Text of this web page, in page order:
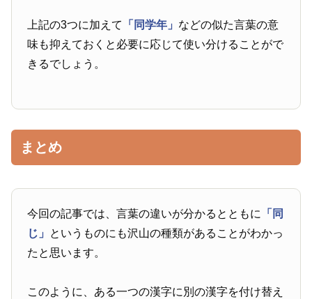
上記の3つに加えて 「同学年」 などの似た言葉の意
味も抑えておくと必要に応じて使い分けることがで
きるでしょう。
まとめ
今回の記事では、言葉の違いが分かるとともに
「同
じ」 というものにも沢山の種類があることがわかっ
たと思います。
このように、ある一つの漢字に別の漢字を付け替え